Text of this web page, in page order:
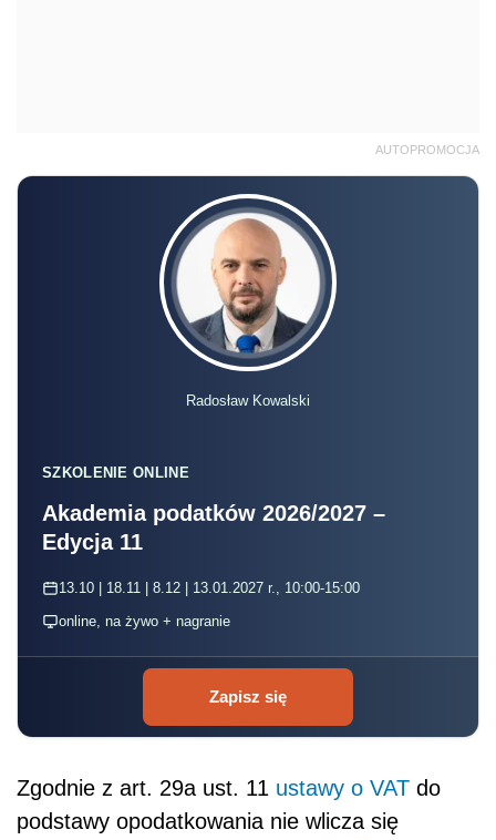
AUTOPROMOCJA
Radosław Kowalski
SZKOLENIE ONLINE
Akademia podatków 2026/2027 –
Edycja 11
13.10 | 18.11 | 8.12 | 13.01.2027 r., 10:00-15:00
online, na żywo + nagranie
Zapisz się
Zgodnie z art. 29a ust. 11 ustawy o VAT do
podstawy opodatkowania nie wlicza się